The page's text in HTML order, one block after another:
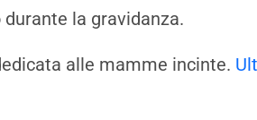
la gravidanza.
alle mamme incinte.